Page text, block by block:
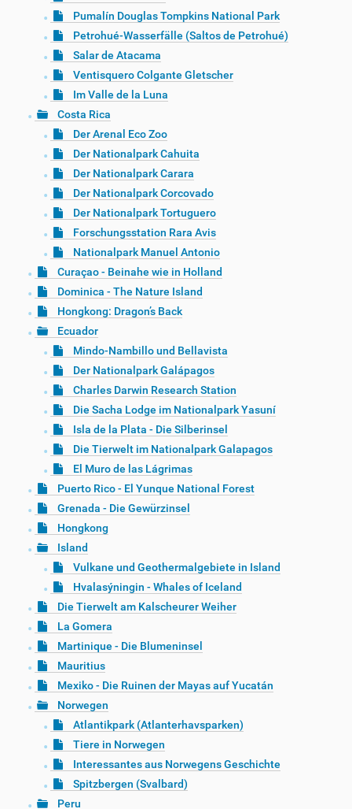
Pumalín Douglas Tompkins National Park
Petrohué-Wasserfälle (Saltos de Petrohué)
Salar de Atacama
Ventisquero Colgante Gletscher
Im Valle de la Luna
Costa Rica
Der Arenal Eco Zoo
Der Nationalpark Cahuita
Der Nationalpark Carara
Der Nationalpark Corcovado
Der Nationalpark Tortuguero
Forschungsstation Rara Avis
Nationalpark Manuel Antonio
Curaçao - Beinahe wie in Holland
Dominica - The Nature Island
Hongkong: Dragon’s Back
Ecuador
Mindo-Nambillo und Bellavista
Der Nationalpark Galápagos
Charles Darwin Research Station
Die Sacha Lodge im Nationalpark Yasuní
Isla de la Plata - Die Silberinsel
Die Tierwelt im Nationalpark Galapagos
El Muro de las Lágrimas
Puerto Rico - El Yunque National Forest
Grenada - Die Gewürzinsel
Hongkong
Island
Vulkane und Geothermalgebiete in Island
Hvalasýningin - Whales of Iceland
Die Tierwelt am Kalscheurer Weiher
La Gomera
Martinique - Die Blumeninsel
Mauritius
Mexiko - Die Ruinen der Mayas auf Yucatán
Norwegen
Atlantikpark (Atlanterhavsparken)
Tiere in Norwegen
Interessantes aus Norwegens Geschichte
Spitzbergen (Svalbard)
Peru